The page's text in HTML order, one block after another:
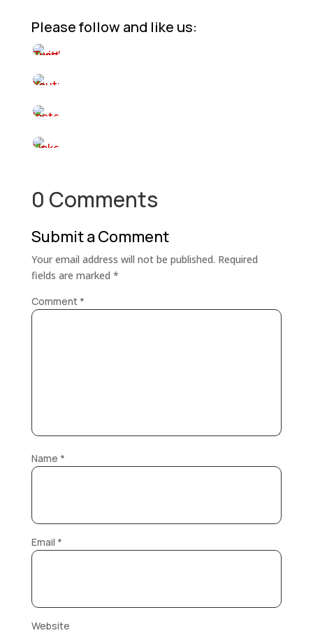
Please follow and like us:
0 Comments
Submit a Comment
Your email address will not be published. Required
fields are marked *
Comment *
Name *
Email *
Website